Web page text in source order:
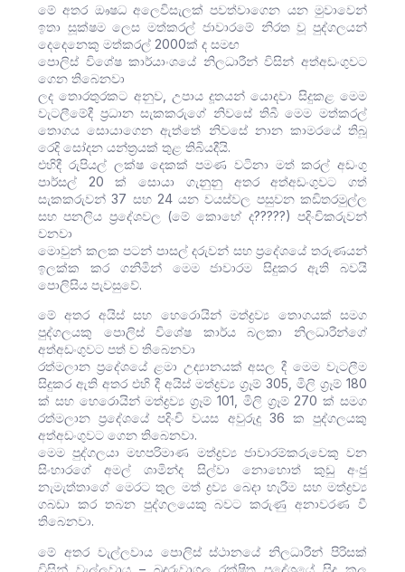
මේ අතර ඖෂධ අලෙවිසැලක් පවත්වාගෙන යන මුවාවෙන්
ඉතා සූක්ෂම ලෙස මත්කරල් ජාවාරමේ නිරත වූ පුද්ගලයන්
දෙදෙනෙකු මත්කරල් 2000ක් ද සමඟ
පොලිස් විශේෂ කාර්යාංශයේ නිලධාරීන් විසින් අත්අඩංගුවට
ගෙන තිබෙනවා
ලද තොරතුරකට අනුව, උපාය දූතයන් යොදවා සිදුකළ මෙම
වැටලීමේදී ප්‍රධාන සැකකරුගේ නිවසේ තිබී මෙම මත්කරල්
තොගය සොයාගෙන ඇත්තේ නිවසේ නාන කාමරයේ තිබූ
රෙදි සෝදන යන්ත්‍රයක් තුළ තිබියදීයි.
එහිදී රුපියල් ලක්ෂ දෙකක් පමණ වටිනා මත් කරල් අඩංගු
පාර්සල් 20 ක් සොයා ගැනුනු අතර අත්අඩංගුවට ගත්
සැකකරුවන් 37 සහ 24 යන වයස්වල පසුවන කඩිතරමුල්ල
සහ පනලිය ප්‍රදේශවල (මේ කොහේ ද?????) පදිංචිකරුවන්
වනවා
මොවුන් කලක පටන් පාසල් දරුවන් සහ ප්‍රදේශයේ තරුණයන්
ඉලක්ක කර ගනිමින් මෙම ජාවාරම සිදුකර ඇති බවයි
පොලිසිය පැවසුවේ.
මේ අතර අයිස් සහ හෙරොයින් මත්ද්‍රව්‍ය තොගයක් සමග
පුද්ගලයකු පොලිස් විශේෂ කාර්ය බලකා නිලධාරීන්ගේ
අත්අඩංගුවට පත් ව තිබෙනවා
රත්මලාන ප්‍රදේශයේ ළමා උද්‍යානයක් අසල දී මෙම වැටලීම
සිදුකර ඇති අතර එහි දී අයිස් මත්ද්‍රව්‍ය ග්‍රෑම් 305, මිලි ග්‍රෑම් 180
ක් සහ හෙරොයින් මත්ද්‍රව්‍ය ග්‍රෑම් 101, මිලි ග්‍රෑම් 270 ක් සමග
රත්මලාන ප්‍රදේශයේ පදිංචි වයස අවුරුදු 36 ක පුද්ගලයකු
අත්අඩංගුවට ගෙන තිබෙනවා.
මෙම පුද්ගලයා මහපරිමාණ මත්ද්‍රව්‍ය ජාවාරම්කරුවෙකු වන
සිංහාරගේ අමල් ශාමින්ද සිල්වා නොහොත් කුඩු අංජු
නැමැත්තාගේ මෙරට තුල මත් ද්‍රව්‍ය බෙදා හැරිම සහ මත්ද්‍රව්‍ය
ගබඩා කර තබන පුද්ගලයෙකු බවට කරුණු අනාවරණ වී
තිබෙනවා.
මේ අතර වැල්ලවාය පොලිස් ස්ථානයේ නිලධාරීන් පිරිසක්
විසින් වැල්ලවාය – බුදුරුවාගල රක්ෂිත ප්‍රදේශයේ සිදු කල